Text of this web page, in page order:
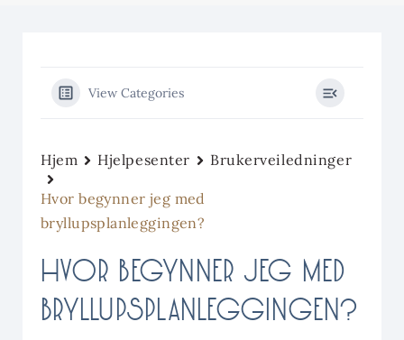
View Categories
Hjem Hjelpesenter Brukerveiledninger
Hvor begynner jeg med
bryllupsplanleggingen?
HVOR BEGYNNER JEG MED
BRYLLUPSPLANLEGGINGEN?